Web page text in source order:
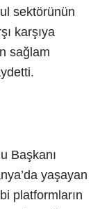
sektörünün
karşıya
sağlam
Başkanı
yaşayan
platformların